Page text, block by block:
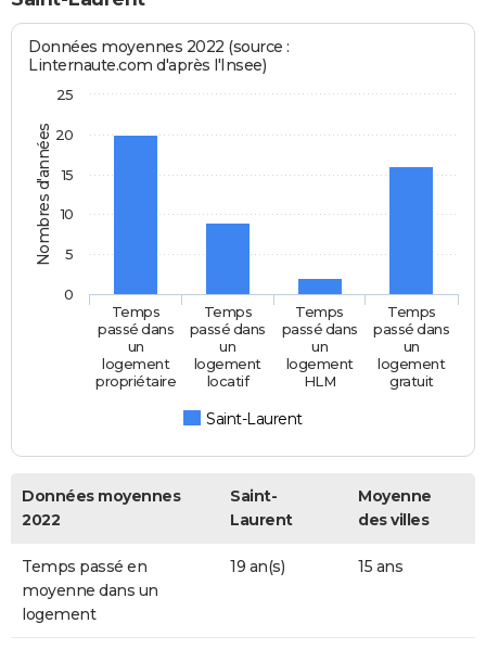
Nombres d'années
Données moyennes 2022 (source :
Linternaute.com d'après l'Insee)
Saint-Laurent
Temps
passé dans
un
logement
propriétaire
Temps
passé dans
un
logement
locatif
Temps
passé dans
un
logement
HLM
Temps
passé dans
un
logement
gratuit
0
5
10
15
20
25
Données moyennes
2022
Saint-
Laurent
Moyenne
des villes
Temps passé en
moyenne dans un
logement
19 an(s) 15 ans